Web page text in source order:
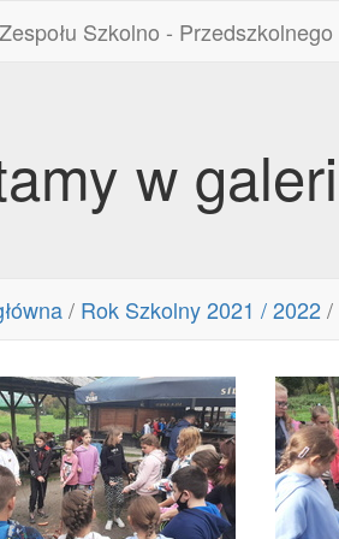
Szkolno -
w
/ Rok Szkolny 2021 / 2022/